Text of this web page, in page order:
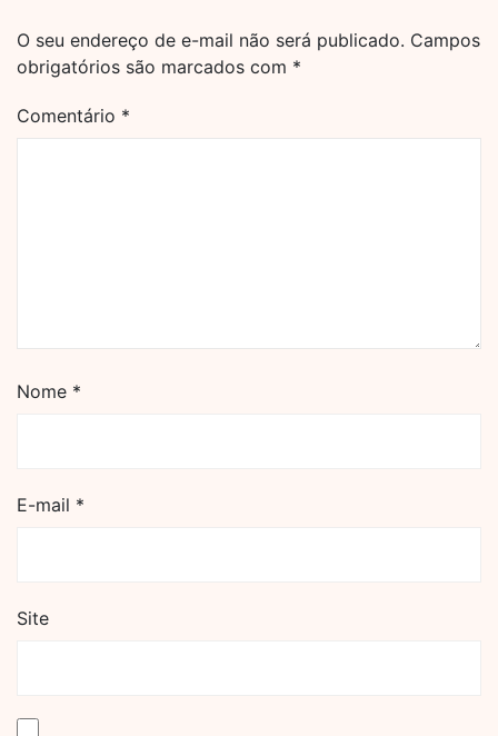
O seu endereço de e-mail não será publicado. Campos
obrigatórios são marcados com *
Comentário *
Nome *
E-mail *
Site